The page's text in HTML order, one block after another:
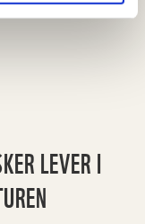
LEVER I